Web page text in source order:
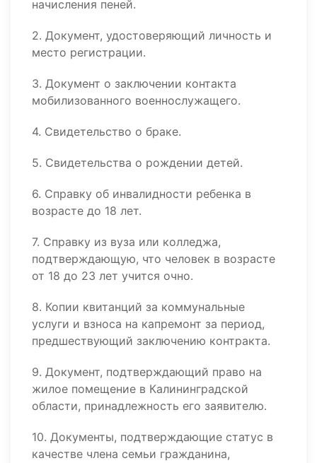
начисления пеней.
2. Документ, удостоверяющий личность и
место регистрации.
3. Документ о заключении контакта
мобилизованного военнослужащего.
4. Свидетельство о браке.
5. Свидетельства о рождении детей.
6. Справку об инвалидности ребенка в
возрасте до 18 лет.
7. Справку из вуза или колледжа,
подтверждающую, что человек в возрасте
от 18 до 23 лет учится очно.
8. Копии квитанций за коммунальные
услуги и взноса на капремонт за период,
предшествующий заключению контракта.
9. Документ, подтверждающий право на
жилое помещение в Калининградской
области, принадлежность его заявителю.
10. Документы, подтверждающие статус в
качестве члена семьи гражданина,